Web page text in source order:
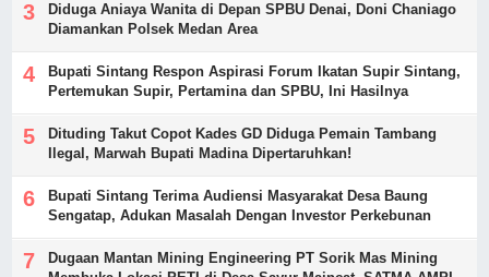
Diduga Aniaya Wanita di Depan SPBU Denai, Doni Chaniago
Diamankan Polsek Medan Area
Bupati Sintang Respon Aspirasi Forum Ikatan Supir Sintang,
Pertemukan Supir, Pertamina dan SPBU, Ini Hasilnya
Dituding Takut Copot Kades GD Diduga Pemain Tambang
Ilegal, Marwah Bupati Madina Dipertaruhkan!
Bupati Sintang Terima Audiensi Masyarakat Desa Baung
Sengatap, Adukan Masalah Dengan Investor Perkebunan
Dugaan Mantan Mining Engineering PT Sorik Mas Mining